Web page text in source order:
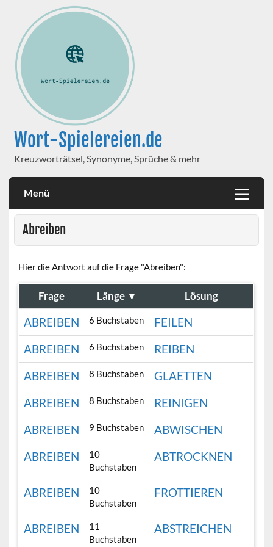
Wort-Spielereien.de
Kreuzworträtsel, Synonyme, Sprüche & mehr
Menü
Abreiben
Hier die Antwort auf die Frage "Abreiben":
Frage Länge ▼ Lösung
ABREIBEN 6 Buchstaben
FEILEN
ABREIBEN
6 Buchstaben
REIBEN
ABREIBEN
8 Buchstaben
GLAETTEN
ABREIBEN
8 Buchstaben
REINIGEN
ABREIBEN
9 Buchstaben
ABWISCHEN
ABREIBEN
10
Buchstaben
ABTROCKNEN
ABREIBEN
10
Buchstaben
FROTTIEREN
ABREIBEN
11
Buchstaben
ABSTREICHEN